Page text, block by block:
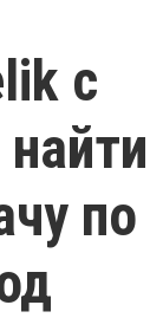
с
по